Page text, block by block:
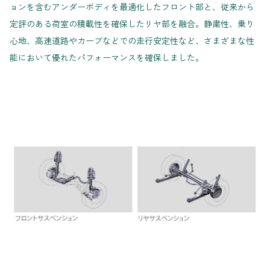
ョンを含むアンダーボディを最適化したフロント部と、従来から
定評のある荷室の積載性を確保したリヤ部を融合。静粛性、乗り
心地、高速道路やカーブなどでの走行安定性など、さまざまな性
能において優れたパフォーマンスを確保しました。